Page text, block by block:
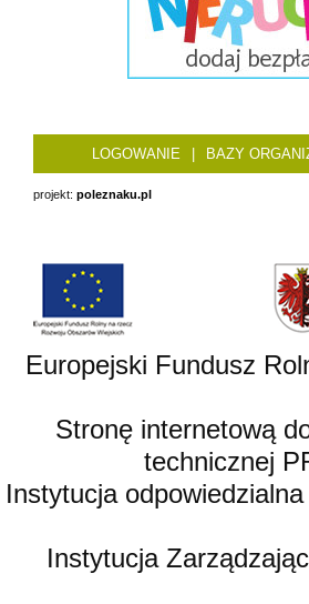
LOGOWANIE BAZY
projekt: poleznaku.pl
Europejski Fundusz
Stronę internetową
technicznej
Instytucja
Instytucja